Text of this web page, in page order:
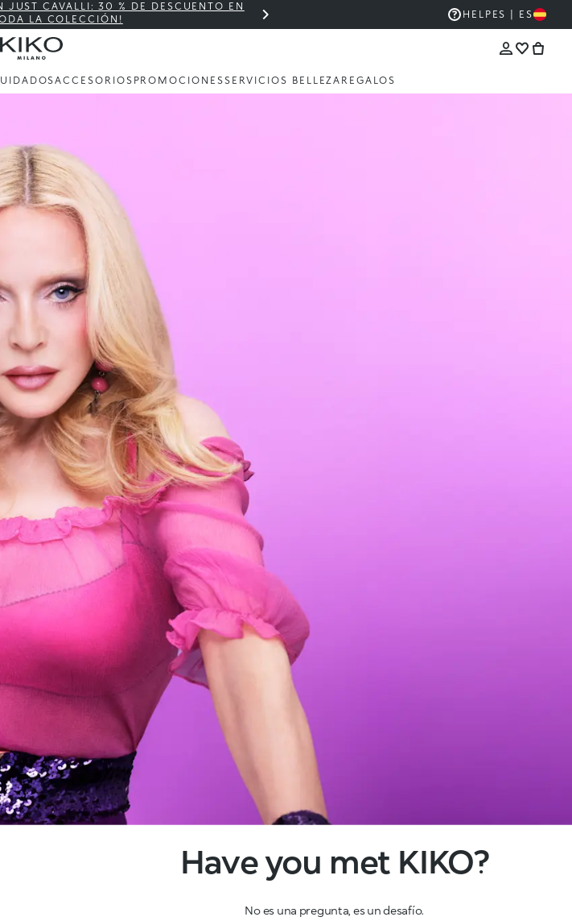
JUST CAVALLI: 30 % DE DESCUENTO EN
LA COLECCIÓN!
THE KIKO SALE: HASTA UN 50% DE
HELP ES | ES
ACCESORIOS PROMOCIONESSERVICIOS BELLEZA REGALOS
Have you met KIKO?
No es una pregunta, es un desafío.